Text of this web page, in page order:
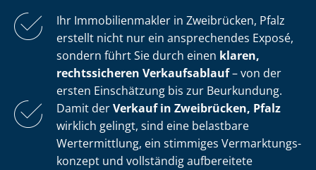
Ihr Im­mo­bi­li­en­mak­ler in Zweibrücken, Pfalz
erstellt nicht nur ein ansprechendes Exposé,
sondern führt Sie durch einen klaren,
rechtssicheren Verkaufsablauf– von der
ersten Einschätzung bis zur Beurkundung.
Damit derVerkauf in Zweibrücken, Pfalz
wirklich gelingt, sind eine belastbare
Wertermittlung, ein stimmiges Ver­mark­tungs­
kon­zept und vollständig aufbereitete